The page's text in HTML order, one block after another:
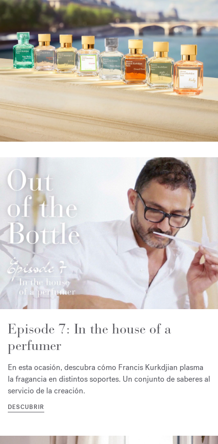
Episode 7: In the house of a
perfumer
En esta ocasión, descubra cómo Francis Kurkdjian plasma
la fragancia en distintos soportes. Un conjunto de saberes al
servicio de la creación.
DESCUBRIR